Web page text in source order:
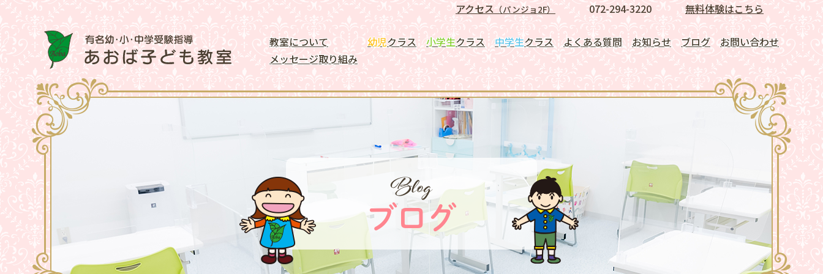
教室について
メッセージ取り組み
幼児クラス 小学生クラス 中学生クラス よくある質問 お知らせ ブログ お問い合わせ
アクセス （パンジョ2F） 072-294-3220 無料体験はこちら
Blog
ブログ